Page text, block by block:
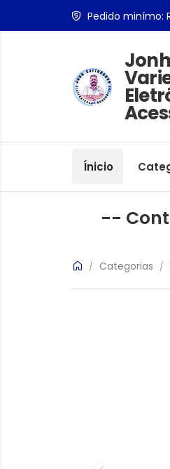
Pedido minímo:
Jonh
Ínicio
--
/ Categorias /